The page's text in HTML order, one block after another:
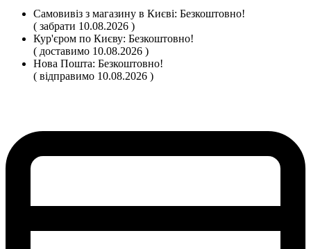
Самовивіз з магазину в Києві: Безкоштовно!
( забрати 10.08.2026 )
Кур'єром по Києву: Безкоштовно!
( доставимо 10.08.2026 )
Нова Пошта: Безкоштовно!
( відправимо 10.08.2026 )